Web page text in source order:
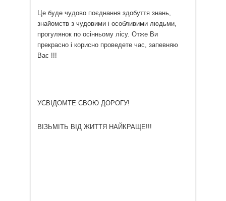
Це буде чудово поєднання здобуття знань,
знайомств з чудовими і особливими людьми,
прогулянок по осінньому лісу. Отже Ви
прекрасно і корисно проведете час, запевняю
Вас !!!
УСВІДОМТЕ СВОЮ ДОРОГУ!
ВІЗЬМІТЬ ВІД ЖИТТЯ НАЙКРАЩЕ!!!